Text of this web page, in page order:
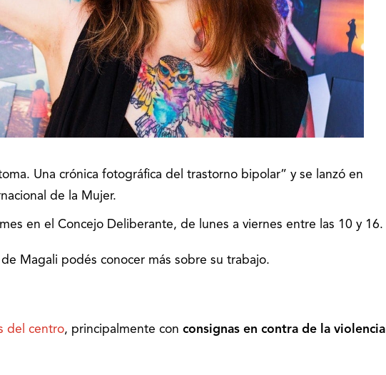
Una crónica fotográfica del trastorno bipolar” y se lanzó en
de la Mujer.
en el Concejo Deliberante, de lunes a viernes entre las 10 y 16.
de Magali podés conocer más sobre su trabajo.
del centro, principalmente con consignas en contra de la violencia